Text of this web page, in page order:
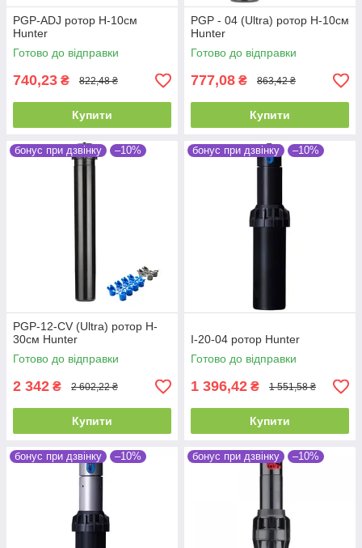
PGP-ADJ ротор H-10см
Hunter
Готово до відправки
740,23 ₴ 822,48 ₴
Купити
PGP - 04 (Ultra) ротор H-10см
Hunter
Готово до відправки
777,08 ₴ 863,42 ₴
Купити
бонус при дзвінку –10%
PGP-12-CV (Ultra) ротор H-
30см Hunter
Готово до відправки
2 342 ₴ 2 602,22 ₴
Купити
бонус при дзвінку –10%
I-20-04 ротор Hunter
Готово до відправки
1 396,42 ₴ 1 551,58 ₴
Купити
бонус при дзвінку –10% бонус при дзвінку –10%